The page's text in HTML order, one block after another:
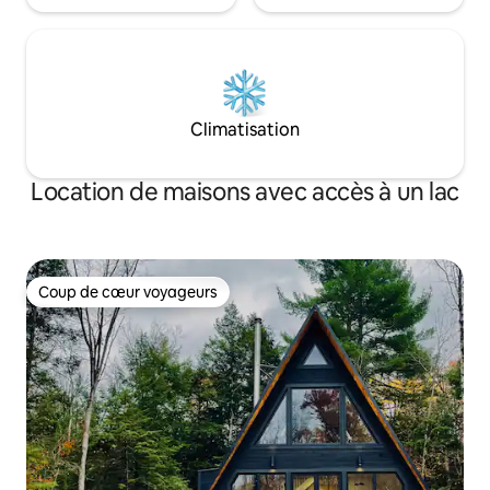
Climatisation
Location de maisons avec accès à un lac
Coup de cœur voyageurs
Coup de cœur voyageurs